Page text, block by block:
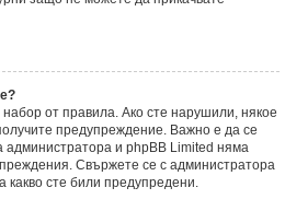
от правила. Ако сте нарушили, някое
предупреждение. Важно е да се
и phpBB Limited няма
Свържете се с администратора
какво сте били предупредени.